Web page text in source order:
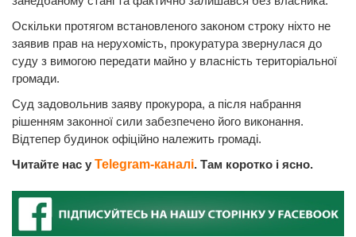
Оскільки протягом встановленого законом строку ніхто не
заявив прав на нерухомість, прокуратура звернулася до
суду з вимогою передати майно у власність територіальної
громади.
Суд задовольнив заяву прокурора, а після набрання
рішенням законної сили забезпечено його виконання.
Відтепер будинок офіційно належить громаді.
Читайте нас у Telegram-каналі. Там коротко і ясно.